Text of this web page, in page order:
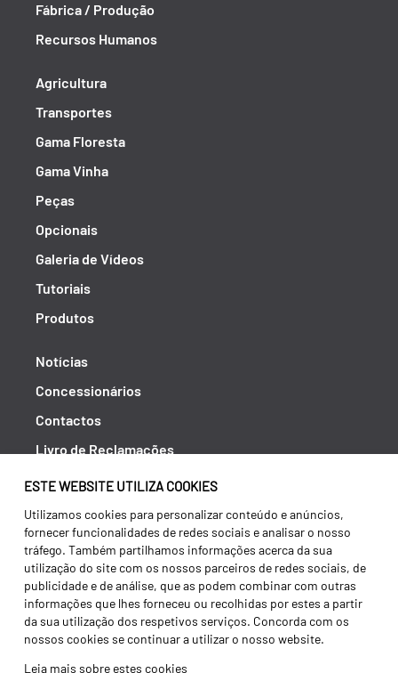
ESTE WEBSITE UTILIZA COOKIES
Utilizamos cookies para personalizar conteúdo e anúncios,
fornecer funcionalidades de redes sociais e analisar o nosso
tráfego. Também partilhamos informações acerca da sua
utilização do site com os nossos parceiros de redes sociais, de
publicidade e de análise, que as podem combinar com outras
informações que lhes forneceu ou recolhidas por estes a partir
da sua utilização dos respetivos serviços. Concorda com os
nossos cookies se continuar a utilizar o nosso website.
Leia mais sobre estes cookies
Fábrica / Produção
Recursos Humanos
Agricultura
Transportes
Gama Floresta
Gama Vinha
Peças
Opcionais
Galeria de Vídeos
Tutoriais
Produtos
Notícias
Concessionários
Contactos
Livro de Reclamações
Política de Privacidade
Canal de Denúncias (RGPC)
Termos e condições